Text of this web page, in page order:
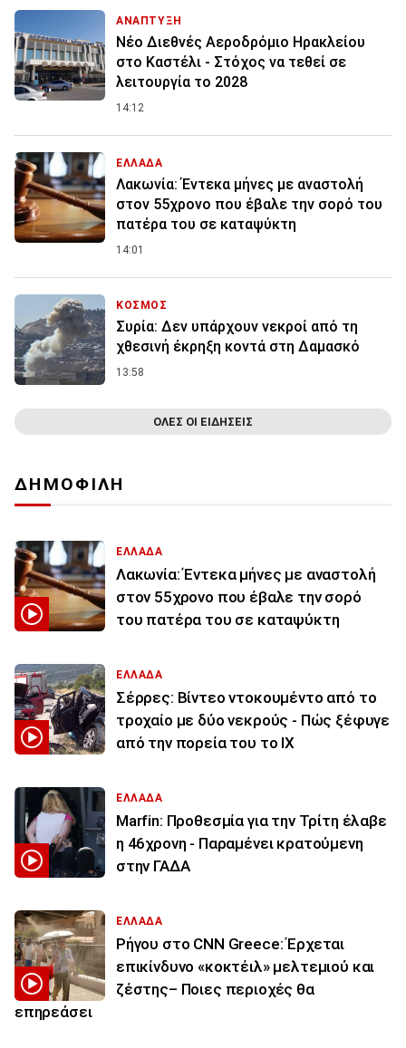
ΑΝΑΠΤΥΞΗ
Νέο Διεθνές Αεροδρόμιο Ηρακλείου
στο Καστέλι - Στόχος να τεθεί σε
λειτουργία το 2028
14:12
ΕΛΛΑΔΑ
Λακωνία: Έντεκα μήνες με αναστολή
στον 55χρονο που έβαλε την σορό του
πατέρα του σε καταψύκτη
14:01
ΚΟΣΜΟΣ
Συρία: Δεν υπάρχουν νεκροί από τη
χθεσινή έκρηξη κοντά στη Δαμασκό
13:58
ΟΛΕΣ ΟΙ ΕΙΔΗΣΕΙΣ
ΔΗΜΟΦΙΛΗ
ΕΛΛΑΔΑ
Λακωνία: Έντεκα μήνες με αναστολή
στον 55χρονο που έβαλε την σορό
του πατέρα του σε καταψύκτη
ΕΛΛΑΔΑ
Σέρρες: Βίντεο ντοκουμέντο από το
τροχαίο με δύο νεκρούς - Πώς ξέφυγε
από την πορεία του το ΙΧ
ΕΛΛΑΔΑ
Marfin: Προθεσμία για την Τρίτη έλαβε
η 46χρονη - Παραμένει κρατούμενη
στην ΓΑΔΑ
ΕΛΛΑΔΑ
Ρήγου στο CNN Greece: Έρχεται
επικίνδυνο «κοκτέιλ» μελτεμιού και
ζέστης– Ποιες περιοχές θα
επηρεάσει